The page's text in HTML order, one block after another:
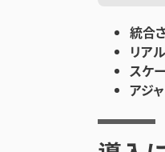
統合
リア
スケ
アジ